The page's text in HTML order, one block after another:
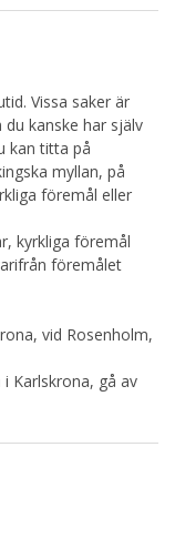
Vissa saker är
kanske har själv
kan titta på
myllan, på
föremål eller
kyrkliga föremål
föremålet
vid Rosenholm,
Karlskrona, gå av